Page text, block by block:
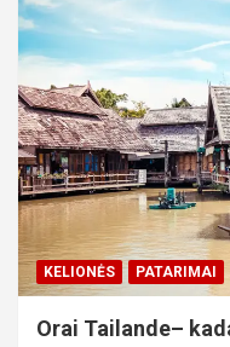
KELIONĖS PATARIMAI
Orai Tailande–